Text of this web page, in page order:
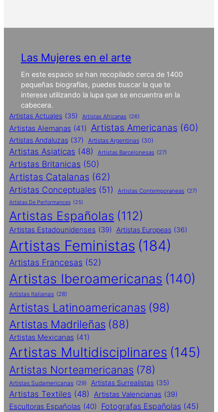
Las Mujeres en el arte
En este espacio se han recopilado cerca de 1400
pequeñas biografías, puedes buscar la que te
interese utilizando la lupa que se encuentra en la
cabecera.
Artistas Actuales (35) Artistas Africanas (26)
Artistas Alemanas (41) Artistas Americanas (60)
Artistas Andaluzas (37) Artistas Argentinas (30)
Artistas Asiaticas (48) Artistas Barcelonesas (27)
Artistas Britanicas (50)
Artistas Catalanas (62)
Artistas Conceptuales (51) Artistas Contemporaneas (27)
Artistas De Performances (25)
Artistas Españolas (112)
Artistas Estadounidenses (39) Artistas Europeas (36)
Artistas Feministas (184)
Artistas Francesas (52)
Artistas Iberoamericanas (140)
Artistas Italianas (28)
Artistas Latinoamericanas (98)
Artistas Madrileñas (88)
Artistas Mexicanas (41)
Artistas Multidisciplinares (145)
Artistas Norteamericanas (78)
Artistas Sudamericanas (29) Artistas Surrealistas (35)
Artistas Textiles (48) Artistas Valencianas (39)
Escultoras Españolas (40) Fotografas Españolas (45)